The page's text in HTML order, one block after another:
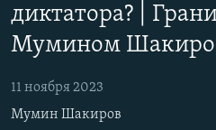
главной
навигации
поиску
КУЛЬТУРА
IDEL.РЕАЛИИ
СЕВЕР.РЕАЛИИ
CastBox
диктатора? |
Мумином
11 ноября 2023
Мумин Шакиров